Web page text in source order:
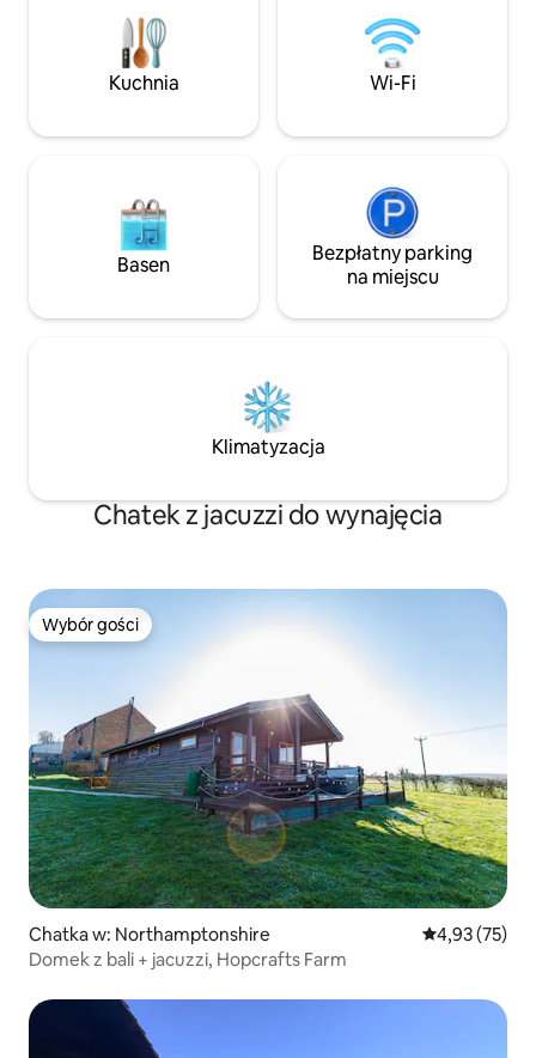
i Netflixem, Wi-Fi, aneks kuchenny
z zlewem Belfast, minilodówką,
kuchenką mikrofalową, tosterem
i czajnikiem oraz piękna łazienka
toaletowymi. Prywatne patio.
zewnątrz z
stołem i
dostępem do
drodze jest
Kuchnia Wi-Fi
Basen
Bezpłatny parking
na miejscu
Klimatyzacja
Chatek z jacuzzi do wynajęcia
Wybór gości
Wybór gości
Chatka w: Northamptonshire Średnia
4,93 (75)
Domek z bali + jacuzzi, Hopcrafts Farm